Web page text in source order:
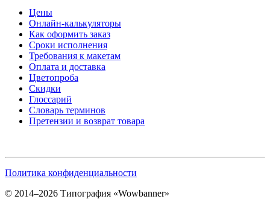
Цены
Онлайн-калькуляторы
Как оформить заказ
Сроки исполнения
Требования к макетам
Оплата и доставка
Цветопроба
Скидки
Глоссарий
Словарь терминов
Претензии и возврат товара
Политика конфиденциальности
© 2014–2026 Типография «Wowbanner»